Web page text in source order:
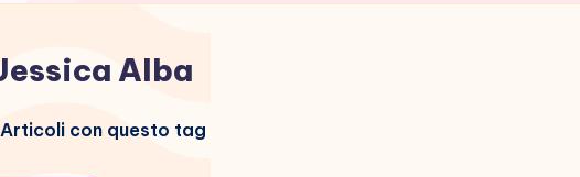
Alba
con questo tag